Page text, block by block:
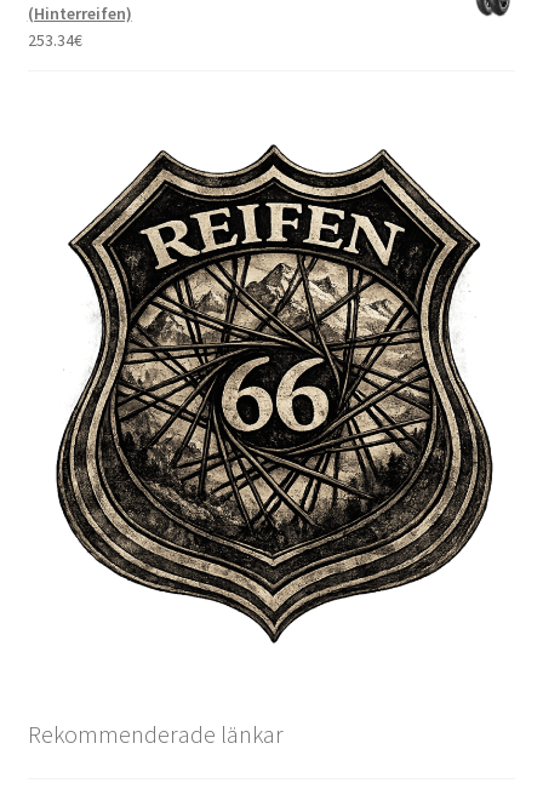
(Hinterreifen)
253.34€
Rekommenderade länkar